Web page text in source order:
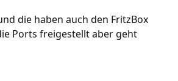
die haben auch den FritzBox
Ports freigestellt aber geht